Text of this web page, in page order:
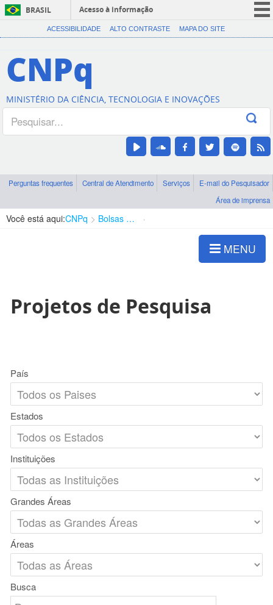
BRASIL
Acesso à informação
CORONAVÍRUS (COVID-19)
Canais
ACESSIBILIDADE ALTO CONTRASTE MAPA DO SITE
CNPq
MINISTÉRIO DA CIÊNCIA, TECNOLOGIA E INOVAÇÕES
Perguntas frequentes Central de Atendimento Serviços
E-mail do Pesquisador
Área de imprensa
Você está aqui:CNPq Bolsas e Auxílios Vigentes
MENU
Projetos de Pesquisa
País
Estados
Instituições
Grandes Áreas
Áreas
Busca